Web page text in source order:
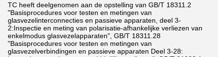
TC heeft deelgenomen aan de opstelling van GB/T 18311.2
"Basisprocedures voor testen en metingen van
glasvezelinterconnecties en passieve apparaten, deel 3-
2:Inspectie en meting van polarisatie-afhankelijke verliezen van
enkelmodus glasvezelapparaten", GB/T 18311.28
"Basisprocedures voor testen en metingen van
glasvezelverbindingen en passieve apparaten Deel 3-28: